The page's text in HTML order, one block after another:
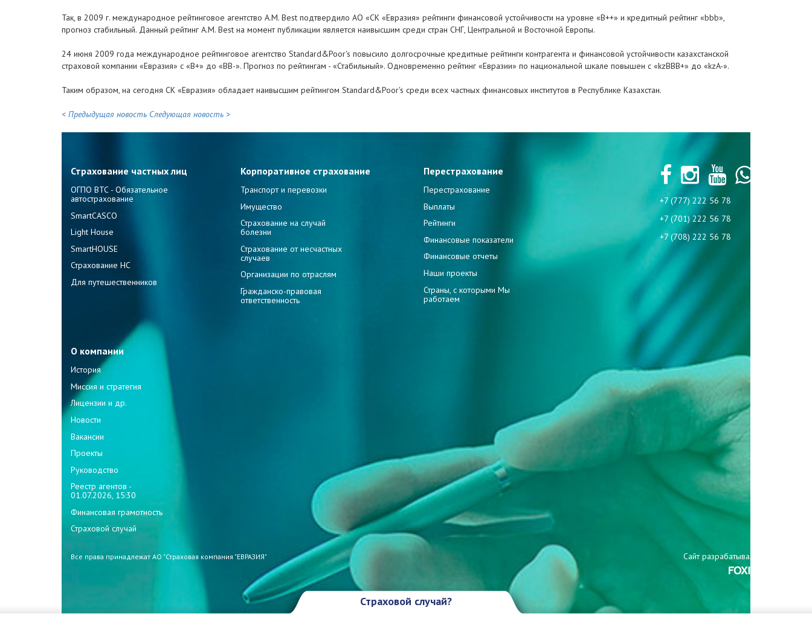
Так, в 2009 г. международное рейтинговое агентство A.M. Best подтвердило АО «СК «Евразия» рейтинги финансовой устойчивости на уровне «B++» и кредитный рейтинг «bbb»,
прогноз стабильный. Данный рейтинг A.M. Best на момент публикации является наивысшим среди стран СНГ, Центральной и Восточной Европы.
24 июня 2009 года международное рейтинговое агентство Standard&Poor's повысило долгосрочные кредитные рейтинги контрагента и финансовой устойчивости казахстанской
страховой компании «Евразия» с «В+» до «BB-». Прогноз по рейтингам - «Стабильный». Одновременно рейтинг «Евразии» по национальной шкале повышен с «kzВВВ+» до «kzA-».
Таким образом, на сегодня СК «Евразия» обладает наивысшим рейтингом Standard&Poor's среди всех частных финансовых институтов в Республике Казахстан.
< Предыдущая новость Следующая новость >
Страхование частных лиц
ОГПО ВТС - Обязательное
автострахование
SmartCASCO
Light House
SmartHOUSE
Страхование НС
Для путешественников
Корпоративное страхование
Транспорт и перевозки
Имущество
Страхование на случай
болезни
Страхование от несчастных
случаев
Организации по отраслям
Гражданско-правовая
ответственность
Перестрахование
Перестрахование
Выплаты
Рейтинги
Финансовые показатели
Финансовые отчеты
Наши проекты
Страны, с которыми Мы
работаем
О компании
История
Миссия и стратегия
Лицензии и др.
Новости
Вакансии
Проекты
Руководство
Реестр агентов -
01.07.2026, 15:30
Финансовая грамотность
Страховой случай
+7 (777) 222 56 78
+7 (701) 222 56 78
+7 (708) 222 56 78
Все права принадлежат АО "Страховая компания "ЕВРАЗИЯ" Сайт разрабатывали:
Страховой случай?